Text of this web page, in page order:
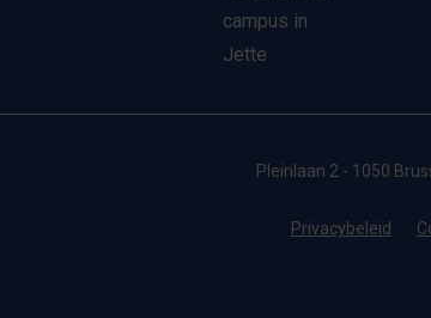
campus in
Jette
Pleinlaan 2 - 1050
Privacybeleid